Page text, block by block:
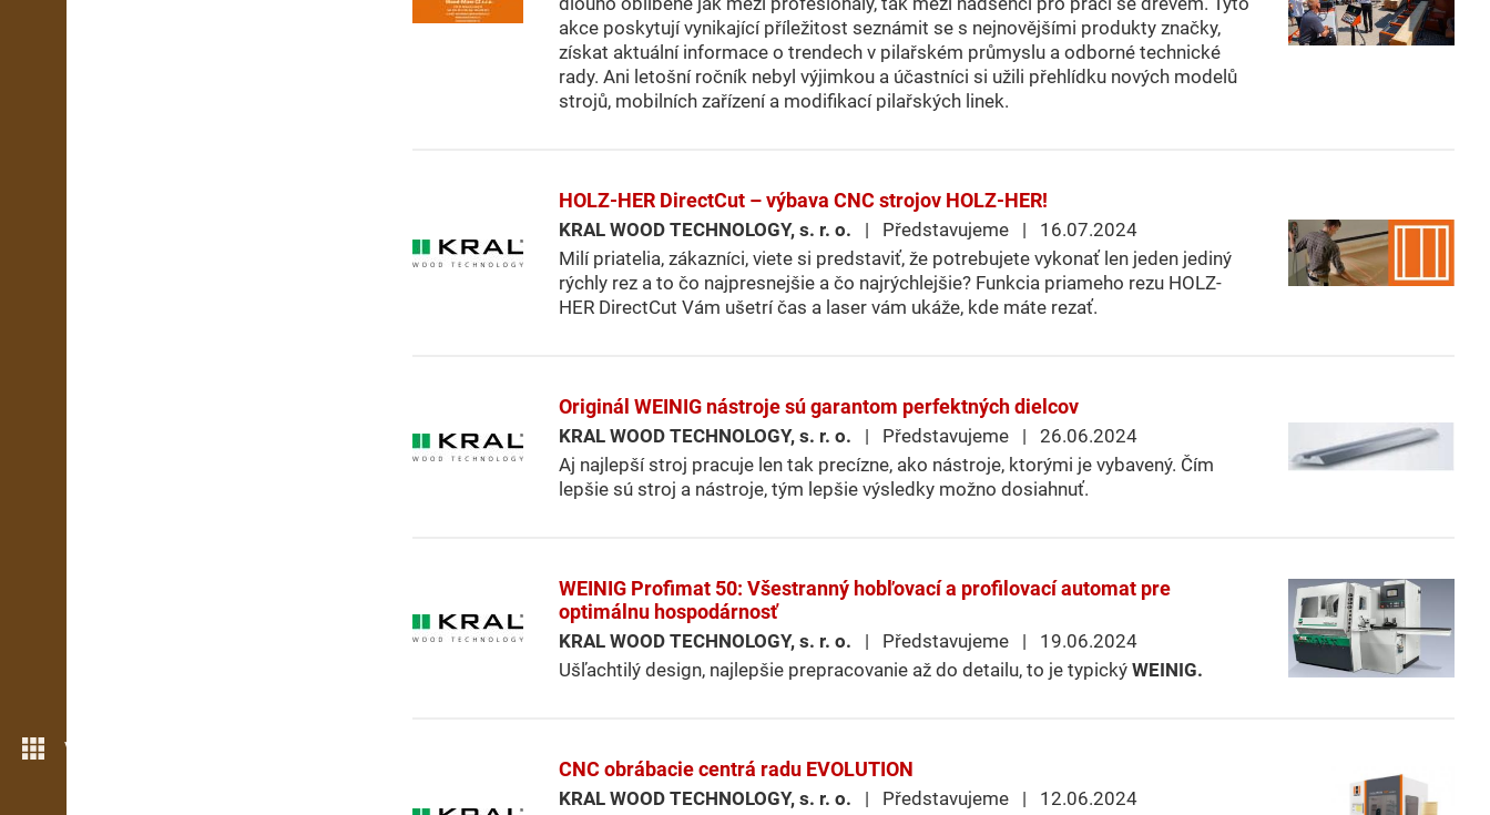
Více možností
akce poskytují vynikající příležitost seznámit se s nejnovějšími produkty značky,
získat aktuální informace o trendech v pilařském průmyslu a odborné technické
rady. Ani letošní ročník nebyl výjimkou a účastníci si užili přehlídku nových modelů
strojů, mobilních zařízení a modifikací pilařských linek.
HOLZ-HER DirectCut – výbava CNC strojov HOLZ-HER!
KRAL WOOD TECHNOLOGY, s. r. o. | Představujeme | 16.07.2024
Milí priatelia, zákazníci, viete si predstaviť, že potrebujete vykonať len jeden jediný
rýchly rez a to čo najpresnejšie a čo najrýchlejšie? Funkcia priameho rezu HOLZ-
HER DirectCut Vám ušetrí čas a laser vám ukáže, kde máte rezať.
Originál WEINIG nástroje sú garantom perfektných dielcov
KRAL WOOD TECHNOLOGY, s. r. o. | Představujeme | 26.06.2024
Aj najlepší stroj pracuje len tak precízne, ako nástroje, ktorými je vybavený. Čím
lepšie sú stroj a nástroje, tým lepšie výsledky možno dosiahnuť.
WEINIG Profimat 50: Všestranný hobľovací a profilovací automat pre
optimálnu hospodárnosť
KRAL WOOD TECHNOLOGY, s. r. o. | Představujeme | 19.06.2024
Ušľachtilý design, najlepšie prepracovanie až do detailu, to je typický WEINIG.
CNC obrábacie centrá radu EVOLUTION
KRAL WOOD TECHNOLOGY, s. r. o. | Představujeme | 12.06.2024